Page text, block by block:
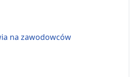
na zawodowców